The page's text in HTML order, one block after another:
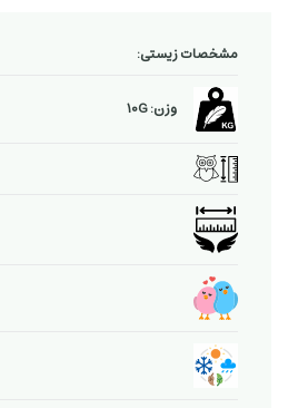
مشخصات زیستی:
وزن: 10G